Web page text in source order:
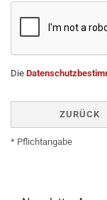
Die
ZURÜCK
* Pflichtangabe